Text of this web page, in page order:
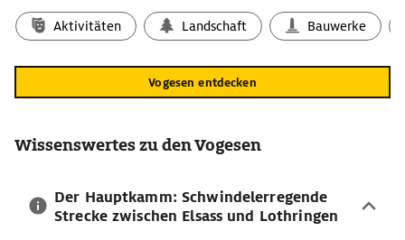
Grenzüberquerung zu Fuß oder mit dem Rad
Mal eben von Deutschland nach Frankreich, das geht in den
deutschem Boden bildet der Naturpark der Nordvogesen das
länderverbindende Biosphärenreservat Pfälzerwald-Vosges du
Fischbach, ein Highlight für Kinder und Erwachsene sowie die
Die Südvogesen per Reiseführer erkunden
Aktivitäten Landschaft Bauwerke
Vogesen entdecken
Wissenswertes zu den Vogesen
Der Hauptkamm: Schwindelerregende
Strecke zwischen Elsass und Lothringen